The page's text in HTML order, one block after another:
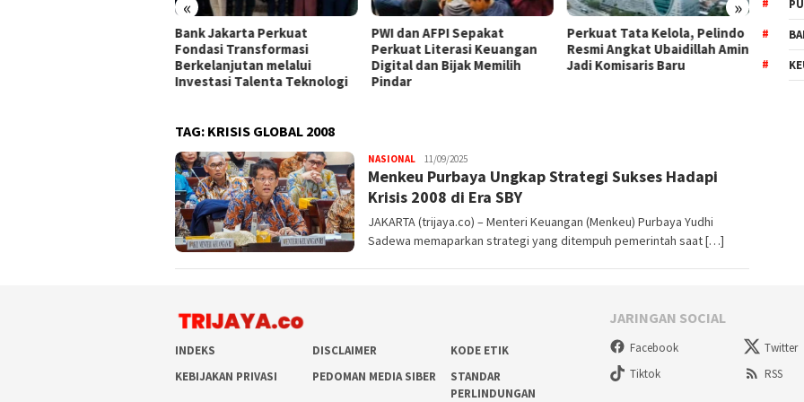
« »
Bank Jakarta Perkuat
Fondasi Transformasi
Berkelanjutan melalui
Investasi Talenta Teknologi
PWI dan AFPI Sepakat
Perkuat Literasi Keuangan
Digital dan Bijak Memilih
Pindar
​Perkuat Tata Kelola, Pelindo
Resmi Angkat Ubaidillah Amin
Jadi Komisaris Baru
BPKH
Haji
TAG: KRISIS GLOBAL 2008
NASIONAL Trijaya
.co
11/09/2025
Menkeu Purbaya Ungkap Strategi Sukses Hadapi
Krisis 2008 di Era SBY
JAKARTA (trijaya.co) – Menteri Keuangan (Menkeu) Purbaya Yudhi
Sadewa memaparkan strategi yang ditempuh pemerintah saat […]
INDEKS DISCLAIMER
KODE ETIK
KEBIJAKAN PRIVASI
PEDOMAN MEDIA SIBER
STANDAR
PERLINDUNGAN
JARINGAN SOCIAL
Facebook Twitter
Tiktok
RSS